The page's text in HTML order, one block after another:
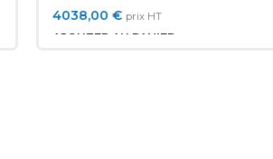
4038,00 € prix HT
AJOUTER AU PANIER